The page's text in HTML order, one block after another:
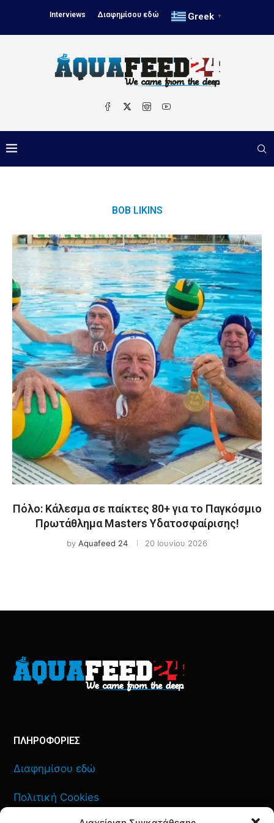
Interviews Διαφημίσου εδώ Greek ▼
BOB LIKINS
Πόλο: Κάλεσμα σε παίκτες 80+ για το Παγκόσμιο
Πρωτάθλημα Masters Υδατοσφαίρισης!
by Aquafeed 24 20 Ιουνίου 2026
ΠΛΗΡΟΦΟΡΙΕΣ
Διαφημίσου εδώ
Πολιτική Cookies